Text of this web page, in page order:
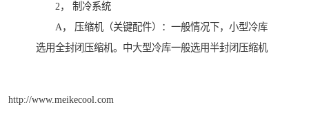
2， 制冷系统
A， 压缩机（关键配件）：一般情况下，小型冷库
选用全封闭压缩机。中大型冷库一般选用半封闭压缩机
http://www.meikecool.com